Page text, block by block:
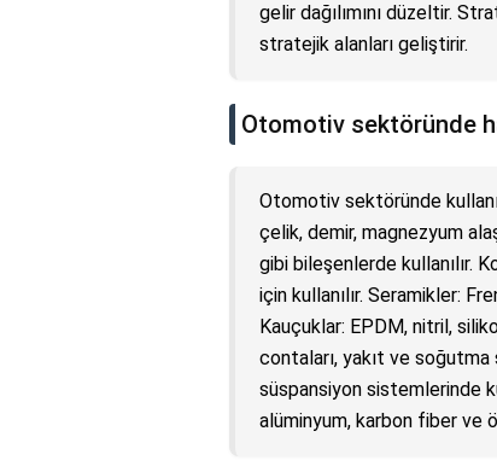
gelir dağılımını düzeltir.
stratejik alanları geliştirir.
Otomotiv sektöründe
Otomotiv sektöründe
çelik, demir, magnezyum
gibi bileşenlerde kullanılır.
için kullanılır. Seramikler:
Kauçuklar: EPDM, nitril,
contaları, yakıt ve
süspansiyon sistemlerinde
alüminyum, karbon fiber ve